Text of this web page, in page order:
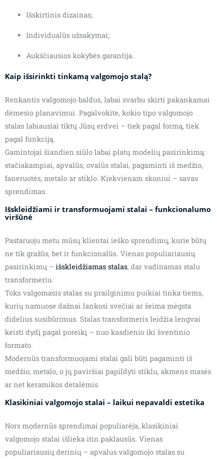
Išskirtinis dizainas;
Individualūs užsakymai;
Aukščiausios kokybės garantija.
Kaip išsirinkti tinkamą valgomojo stalą?
Renkantis valgomojo baldus, labai svarbu skirti pakankamai
dėmesio planavimui. Pagalvokite, kokio tipo valgomojo
stalas labiausiai tiktų Jūsų erdvei – tiek pagal formą, tiek
pagal funkciją.
Gamintojai šiandien siūlo labai platų modelių pasirinkimą:
stačiakampiai, apvalūs, ovalūs stalai, pagaminti iš medžio,
faneruotės, metalo ar stiklo. Kiekvienam skoniui – savas
sprendimas.
Išskleidžiami ir transformuojami stalai – funkcionalumo
viršūnė
Pastaruoju metu mūsų klientai ieško sprendimų, kurie būtų
ne tik gražūs, bet ir funkcionalūs. Vienas populiariausių
pasirinkimų – išskleidžiamas stalas, dar vadinamas stalu
transformeriu.
Toks valgomasis stalas su prailginimu puikiai tinka tiems,
kurių namuose dažnai lankosi svečiai ar šeima mėgsta
didelius susibūrimus. Stalas transformeris leidžia lengvai
keisti dydį pagal poreikį – nuo kasdienio iki šventinio
formato.
Modernūs transformuojami stalai gali būti pagaminti iš
medžio, metalo, o jų paviršiai papildyti stiklu, akmens masės
ar net keramikos detalėmis.
Klasikiniai valgomojo stalai – laikui nepavaldi estetika
Nors modernūs sprendimai populiarėja, klasikiniai
valgomojo stalai išlieka itin paklausūs. Vienas
populiariausių derinių – apvalus valgomojo stalas su